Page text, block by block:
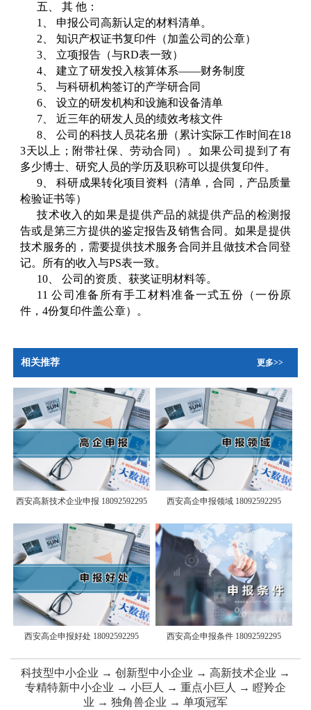
五、 其 他：
1、 申报公司高新认定的材料清单。
2、 知识产权证书复印件（加盖公司的公章）
3、 立项报告（与RD表一致）
4、 建立了研发投入核算体系——财务制度
5、 与科研机构签订的产学研合同
6、 设立的研发机构和设施和设备清单
7、 近三年的研发人员的绩效考核文件
8、 公司的科技人员花名册（累计实际工作时间在18
3天以上；附带社保、劳动合同）。如果公司提到了有
多少博士、研究人员的学历及职称可以提供复印件。
9、 科研成果转化项目资料（清单，合同，产品质量
检验证书等）
技术收入的如果是提供产品的就提供产品的检测报
告或是第三方提供的鉴定报告及销售合同。如果是提供
技术服务的，需要提供技术服务合同并且做技术合同登
记。所有的收入与PS表一致。
10、 公司的资质、获奖证明材料等。
11 公司准备所有手工材料准备一式五份（一份原
件，4份复印件盖公章）。
相关推荐 更多>>
西安高新技术企业申报 18092592295 西安高企申报领域 18092592295
西安高企申报好处 18092592295 西安高企申报条件 18092592295
科技型中小企业 → 创新型中小企业 → 高新技术企业 →
专精特新中小企业 → 小巨人 → 重点小巨人 → 瞪羚企
业 → 独角兽企业 → 单项冠军